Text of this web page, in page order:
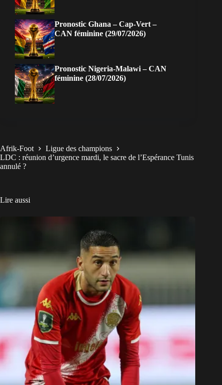
Pronostic Ghana – Cap-Vert –
CAN féminine (29/07/2026)
Pronostic Nigeria-Malawi – CAN
féminine (28/07/2026)
Afrik-Foot
Ligue des champions
LDC : réunion d’urgence mardi, le sacre de l’Espérance Tunis
annulé ?
Lire aussi